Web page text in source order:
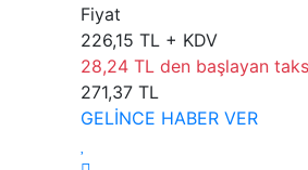
Fiyat
226,15 TL + KDV
28,24 TL den başlayan
271,37 TL
GELİNCE HABER VER